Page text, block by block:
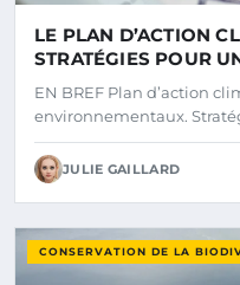
LE PLAN D’ACTION
STRATÉGIES POUR
EN BREF Plan d’action
environnementaux.
JULIE GAILLARD
CONSERVATION DE LA